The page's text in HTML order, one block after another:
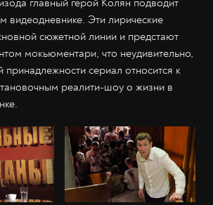
главный герой Колян подводит
видеодневнике. Эти лирические
сюжетной линии и предстают
мокьюментари, что неудивительно,
сериал относится к
реалити-шоу о жизни в